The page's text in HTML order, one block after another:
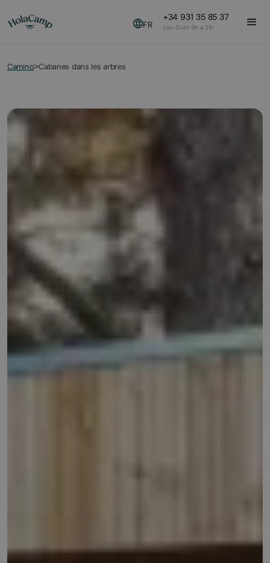
FR
+34 931 35 85 37
Lun-Dom 9h a 21h
Camino>Cabanes dans les arbres